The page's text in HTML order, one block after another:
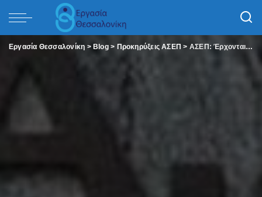
Εργασία Θεσσαλονίκη > Blog> Προκηρύξεις ΑΣΕΠ > ΑΣΕΠ: Έρχονται Προσλήψεις στην Ειδική Αγωγή – Αρχές Ιουνίου οι αιτήσεις